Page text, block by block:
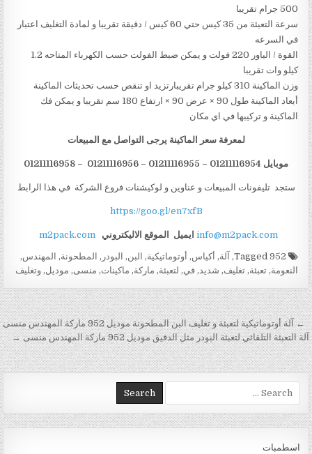
500 جرام تقريبا
سرعة التعبئة من 35 كيس حتي 60 كيس / دقيقة تقريبا و لمادة التغليف اعتبار
في السرعه
القوة / الباور 220 فولت و يمكن ضبط الفولت حسب الكهرباء المتاحه 1.2
كيلو وات تقريبا
وزن الماكينة 310 كيلو جرام تقريبارتزيد او تنقص حسب تحديثات الماكينة
أبعاد الماكينة طول 90 × عرض 90 × ارتفاع 180 سم تقريبا و يمكن فك
الماكينة و تركيبها في اي مكان
لمعرفة سعر الماكينة يرجى التواصل مع المبيعات
موبايل 01211116954 – 01211116955 – 01211116956 – 01211116958
ستجد تليفونات المبيعات و عناوين و لوكيشنات فروع الشركة في هذا الرابط
https://goo.gl/en7xfB
info@m2pack.com ايميل الموقع الاليكتروني m2pack.com
952
, آلة, أكياس, أوتوماتيكية, البن, البودر , المطحونة, المهندس,
النعومة,تعبئة,تغليف, شديد,في, لتعبئة, ماركة, ماكينات, منسى, موديل,وتغليف
تصفّح المقالات
← آلة أوتوماتيكية لتعبئة و تغليف البن المطحونة موديل 952 ماركة المهندس منسى
آلة التعبئة التلقائي لتعبئة البودر مثل الدقيق موديل 952 ماركة المهندس منسى →
Search for:
اسطمبات